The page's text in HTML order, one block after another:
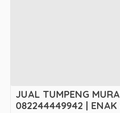
JUAL TUMPENG
082244449942 | ENAK